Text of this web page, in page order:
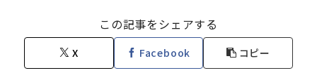
この記事をシェアする
X Facebook コピー